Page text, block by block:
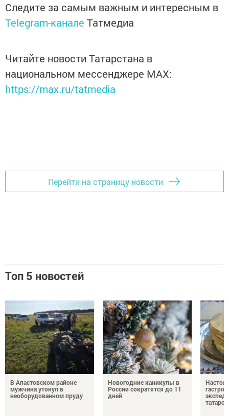
Следите за самым важным и интересным в
Telegram-канале Татмедиа
Читайте новости Татарстана в
национальном мессенджере MАХ:
https://max.ru/tatmedia
Перейти на страницу новости
Топ 5 новостей
В Апастовском районе
мужчина утонул в
необорудованном пруду
Новогодние каникулы в
России сократятся до 11
дней